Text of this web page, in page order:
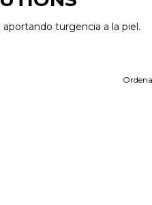
turgencia a la piel.